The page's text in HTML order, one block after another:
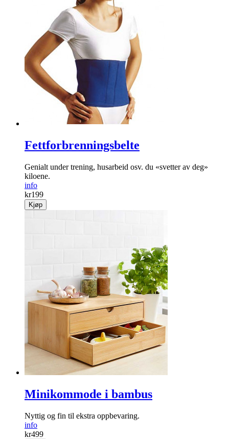
Fettforbrenningsbelte
Genialt under trening, husarbeid osv. du «svetter av deg»
kiloene.
info
kr199
Kjøp
Minikommode i bambus
Nyttig og fin til ekstra ­oppbevaring.
info
kr499